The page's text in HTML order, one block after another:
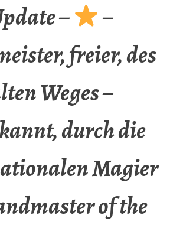
–
–
freier, des
Weges –
durch die
Magier
of the